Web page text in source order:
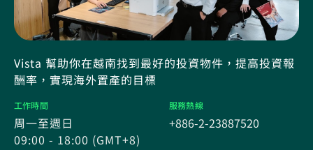
Vista 幫助你在越南找到最好的投資物件，提高投資報
酬率，實現海外置產的目標
工作時間
周一至週日
09:00 - 18:00 (GMT+8)
服務熱線
+886-2-23887520